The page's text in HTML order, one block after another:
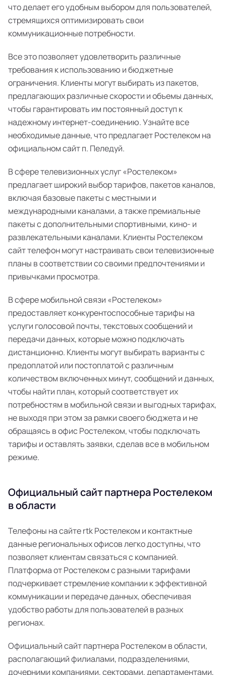
что делает его удобным выбором для пользователей,
стремящихся оптимизировать свои
коммуникационные потребности.
Все это позволяет удовлетворить различные
требования к использованию и бюджетные
ограничения. Клиенты могут выбирать из пакетов,
предлагающих различные скорости и объемы данных,
чтобы гарантировать им постоянный доступ к
надежному интернет-соединению. Узнайте все
необходимые данные, что предлагает Ростелеком на
официальном сайт п. Пеледуй.
В сфере телевизионных услуг «Ростелеком»
предлагает широкий выбор тарифов, пакетов каналов,
включая базовые пакеты с местными и
международными каналами, а также премиальные
пакеты с дополнительными спортивными, кино- и
развлекательными каналами. Клиенты Ростелеком
сайт телефон могут настраивать свои телевизионные
планы в соответствии со своими предпочтениями и
привычками просмотра.
В сфере мобильной связи «Ростелеком»
предоставляет конкурентоспособные тарифы на
услуги голосовой почты, текстовых сообщений и
передачи данных, которые можно подключать
дистанционно. Клиенты могут выбирать варианты с
предоплатой или постоплатой с различным
количеством включенных минут, сообщений и данных,
чтобы найти план, который соответствует их
потребностям в мобильной связи и выгодных тарифах,
не выходя при этом за рамки своего бюджета и не
обращаясь в офис Ростелеком, чтобы подключать
тарифы и оставлять заявки, сделав все в мобильном
режиме.
Официальный сайт партнера Ростелеком
в области
Телефоны на сайте rtk Ростелеком и контактные
данные региональных офисов легко доступны, что
позволяет клиентам связаться с компанией.
Платформа от Ростелеком с разными тарифами
подчеркивает стремление компании к эффективной
коммуникации и передаче данных, обеспечивая
удобство работы для пользователей в разных
регионах.
Официальный сайт партнера Ростелеком в области,
располагающий филиалами, подразделениями,
дочерними компаниями, секторами, департаментами,